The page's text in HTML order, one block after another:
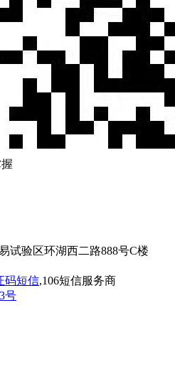
试验区环湖西二路888号C楼
码短信,106短信服务商
号